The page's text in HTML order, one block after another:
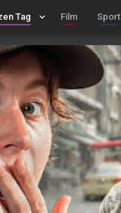
Tag keyboard_arrow_down Film Sport